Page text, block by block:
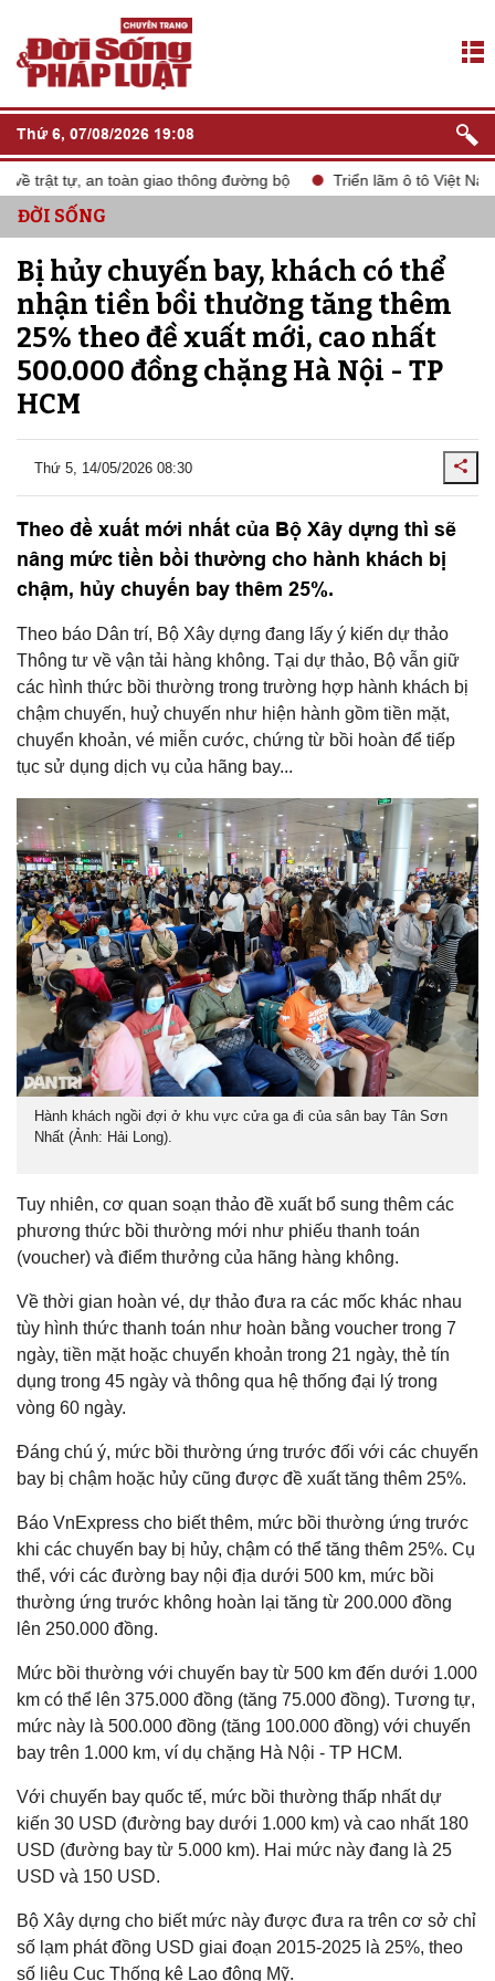
Thứ 6, 07/08/2026 19:08
trật tự, an toàn giao thông đường bộ Triển lãm ô tô Việt Nam
ĐỜI SỐNG
Bị hủy chuyến bay, khách có thể
nhận tiền bồi thường tăng thêm
25% theo đề xuất mới, cao nhất
500.000 đồng chặng Hà Nội - TP
HCM
Thứ 5, 14/05/2026 08:30
Theo đề xuất mới nhất của Bộ Xây dựng thì sẽ
nâng mức tiền bồi thường cho hành khách bị
chậm, hủy chuyến bay thêm 25%.
Theo báo Dân trí, Bộ Xây dựng đang lấy ý kiến dự thảo
Thông tư về vận tải hàng không. Tại dự thảo, Bộ vẫn giữ
các hình thức bồi thường trong trường hợp hành khách bị
chậm chuyến, huỷ chuyến như hiện hành gồm tiền mặt,
chuyển khoản, vé miễn cước, chứng từ bồi hoàn để tiếp
tục sử dụng dịch vụ của hãng bay...
Hành khách ngồi đợi ở khu vực cửa ga đi của sân bay Tân Sơn
Nhất (Ảnh: Hải Long).
Tuy nhiên, cơ quan soạn thảo đề xuất bổ sung thêm các
phương thức bồi thường mới như phiếu thanh toán
(voucher) và điểm thưởng của hãng hàng không.
Về thời gian hoàn vé, dự thảo đưa ra các mốc khác nhau
tùy hình thức thanh toán như hoàn bằng voucher trong 7
ngày, tiền mặt hoặc chuyển khoản trong 21 ngày, thẻ tín
dụng trong 45 ngày và thông qua hệ thống đại lý trong
vòng 60 ngày.
Đáng chú ý, mức bồi thường ứng trước đối với các chuyến
bay bị chậm hoặc hủy cũng được đề xuất tăng thêm 25%.
Báo VnExpress cho biết thêm, mức bồi thường ứng trước
khi các chuyến bay bị hủy, chậm có thể tăng thêm 25%. Cụ
thể, với các đường bay nội địa dưới 500 km, mức bồi
thường ứng trước không hoàn lại tăng từ 200.000 đồng
lên 250.000 đồng.
Mức bồi thường với chuyến bay từ 500 km đến dưới 1.000
km có thể lên 375.000 đồng (tăng 75.000 đồng). Tương tự,
mức này là 500.000 đồng (tăng 100.000 đồng) với chuyến
bay trên 1.000 km, ví dụ chặng Hà Nội - TP HCM.
Với chuyến bay quốc tế, mức bồi thường thấp nhất dự
kiến 30 USD (đường bay dưới 1.000 km) và cao nhất 180
USD (đường bay từ 5.000 km). Hai mức này đang là 25
USD và 150 USD.
Bộ Xây dựng cho biết mức này được đưa ra trên cơ sở chỉ
số lạm phát đồng USD giai đoạn 2015-2025 là 25%, theo
số liệu Cục Thống kê Lao động Mỹ.